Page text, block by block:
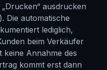
ausdrucken
Die automatische
lediglich,
beim Verkäufer
keine Annahme des
kommt erst dann